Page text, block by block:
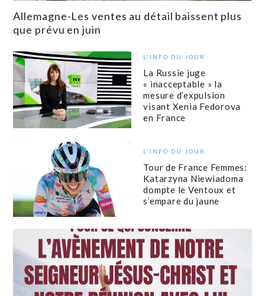
Allemagne-Les ventes au détail baissent plus
que prévu en juin
L'INFO DU JOUR
La Russie juge
« inacceptable » la
mesure d’expulsion
visant Xenia Fedorova
en France
L'INFO DU JOUR
Tour de France Femmes:
Katarzyna Niewiadoma
dompte le Ventoux et
s’empare du jaune